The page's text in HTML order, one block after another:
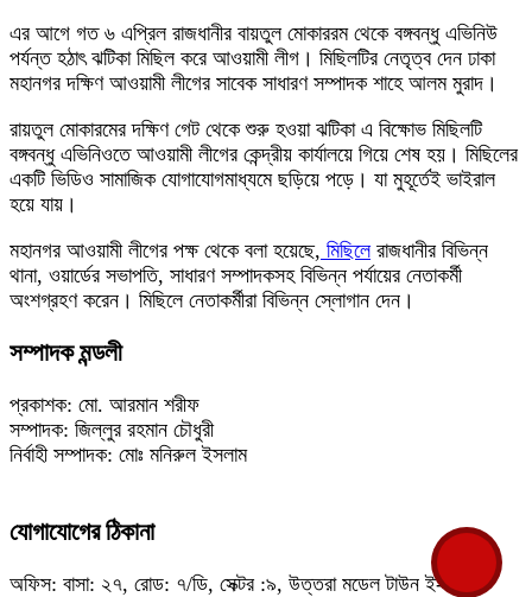
এর আগে গত ৬ এপ্রিল রাজধানীর বায়তুল মোকাররম থেকে বঙ্গবন্ধু এভিনিউ
পর্যন্ত হঠাৎ ঝটিকা মিছিল করে আওয়ামী লীগ। মিছিলটির নেতৃত্ব দেন ঢাকা
মহানগর দক্ষিণ আওয়ামী লীগের সাবেক সাধারণ সম্পাদক শাহে আলম মুরাদ।
রায়তুল মোকারমের দক্ষিণ গেট থেকে শুরু হওয়া ঝটিকা এ বিক্ষোভ মিছিলটি
বঙ্গবন্ধু এভিনিওতে আওয়ামী লীগের কেন্দ্রীয় কার্যালয়ে গিয়ে শেষ হয়। মিছিলের
একটি ভিডিও সামাজিক যোগাযোগমাধ্যমে ছড়িয়ে পড়ে। যা মুহূর্তেই ভাইরাল
হয়ে যায়।
মহানগর আওয়ামী লীগের পক্ষ থেকে বলা হয়েছে, মিছিলেরাজধানীর বিভিন্ন
থানা, ওয়ার্ডের সভাপতি, সাধারণ সম্পাদকসহ বিভিন্ন পর্যায়ের নেতাকর্মী
অংশগ্রহণ করেন। মিছিলে নেতাকর্মীরা বিভিন্ন স্লোগান দেন।
সম্পাদক মন্ডলী
প্রকাশক: মো. আরমান শরীফ
সম্পাদক: জিল্লুর রহমান চৌধুরী
নির্বাহী সম্পাদক: মোঃ মনিরুল ইসলাম
যোগাযোগের ঠিকানা
অফিস: বাসা: ২৭, রোড: ৭/ডি, সেক্টর :৯, উত্তরা মডেল টাউন ই-মেইল: